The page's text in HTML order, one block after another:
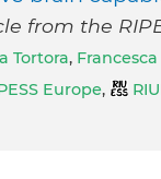
from the
Tortora,
Europe,